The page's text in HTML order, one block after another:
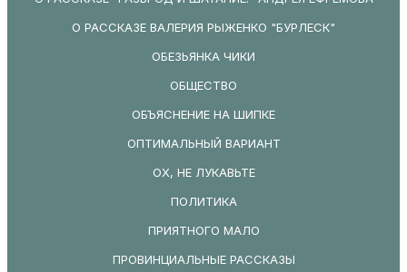
О РАССКАЗЕ ВАЛЕРИЯ РЫЖЕНКО "БУРЛЕСК"
ОБЕЗЬЯНКА ЧИКИ
ОБЩЕСТВО
ОБЪЯСНЕНИЕ НА ШИПКЕ
ОПТИМАЛЬНЫЙ ВАРИАНТ
ОХ, НЕ ЛУКАВЬТЕ
ПОЛИТИКА
ПРИЯТНОГО МАЛО
ПРОВИНЦИАЛЬНЫЕ РАССКАЗЫ